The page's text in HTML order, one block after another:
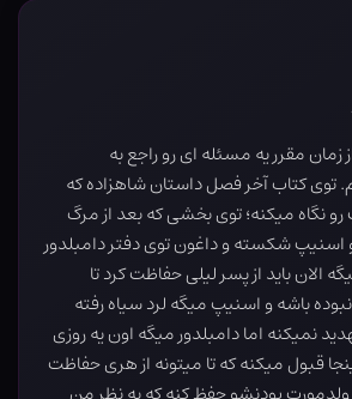
زمان مقرر یه مسئله ای رو راجع به
کتاب آخر فصل داستان شاهزاده که
نگاه میکنه؛ توی بخشی که بعد از مرگ
شکسته و داغون توی دفتر دامبلدور
میگه الان باید از پسر لیلی حفاظت کرد تا
باشه و اسنیپ میگه لرد سیاه رفته
نمیکنه اما دامبلدور میگه اون یه روزی
قبول میکنه که تا میتونه از هری حفاظت